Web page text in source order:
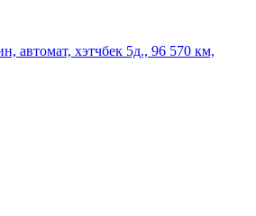
автомат, хэтчбек 5д., 96 570 км,